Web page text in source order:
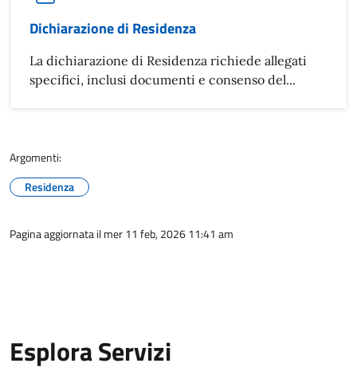
Dichiarazione di Residenza
La dichiarazione di Residenza richiede allegati
specifici, inclusi documenti e consenso del...
Argomenti:
Residenza
Pagina aggiornata il mer 11 feb, 2026 11:41 am
Esplora Servizi